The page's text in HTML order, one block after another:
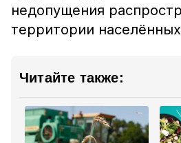
недопущения
территории
Читайте также: